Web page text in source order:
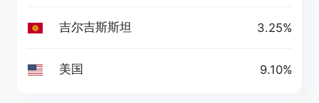
吉尔吉斯斯坦 3.25%
美国 9.10%